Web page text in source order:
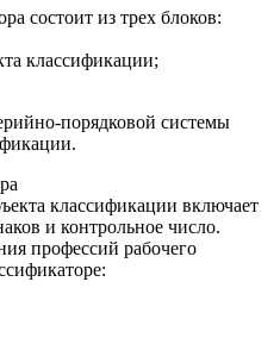
состоит из трех блоков:
классификации;
порядковой системы
классификации включает
и контрольное число.
профессий рабочего